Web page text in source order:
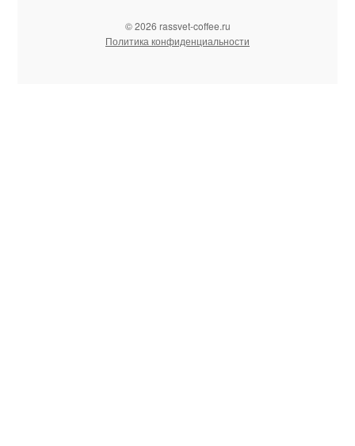
© 2026 rassvet-coffee.ru
Политика конфиденциальности